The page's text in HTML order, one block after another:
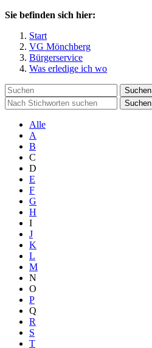
Sie befinden sich hier:
Start
VG Mönchberg
Bürgerservice
Was erledige ich wo
Suchen
Suchen
Alle
A
B
C
D
E
F
G
H
I
J
K
L
M
N
O
P
Q
R
S
T